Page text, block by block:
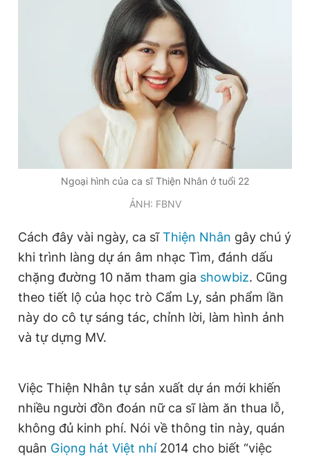
Bạn cần biết
Thông tin tòa soạn Liên hệ quảng cáo
Đọc Thanh Niên trên điện thoại
Theo dõi báo trên
Hotline
0906 645 777
Liên hệ quảng cáo
0908 780 404
Tổng biên tập: Nguyễn Ngọc Toàn
Phó tổng biên tập thường trực: Hải Thành
Phó tổng biên tập: Lâm Hiếu Dũng
Phó tổng biên tập: Trần Việt Hưng
Tổng thư ký tòa soạn: Đức Trung
Ngoại hình của ca sĩ Thiện Nhân ở tuổi 22
ẢNH: FBNV
Cách đây vài ngày, ca sĩThiện Nhân gây chú ý
khi trình làng dự án âm nhạc Tìm, đánh dấu
chặng đường 10 năm tham gia showbiz. Cũng
theo tiết lộ của học trò Cẩm Ly, sản phẩm lần
này do cô tự sáng tác, chỉnh lời, làm hình ảnh
và tự dựng MV.
Việc Thiện Nhân tự sản xuất dự án mới khiến
nhiều người đồn đoán nữ ca sĩ làm ăn thua lỗ,
không đủ kinh phí. Nói về thông tin này, quán
quân Giọng hát Việt nhí2014 cho biết “việc